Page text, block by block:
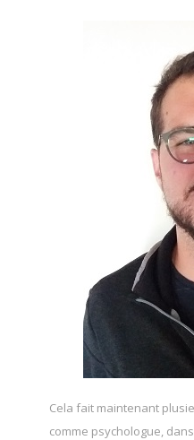
Cela fait maintenant
comme psychologue,